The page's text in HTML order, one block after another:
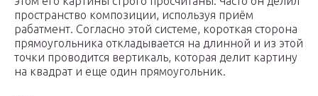
пространство композиции, используя приём
рабатмент. Согласно этой системе, короткая сторона
прямоугольника откладывается на длинной и из этой
точки проводится вертикаль, которая делит картину
на квадрат и еще один прямоугольник.